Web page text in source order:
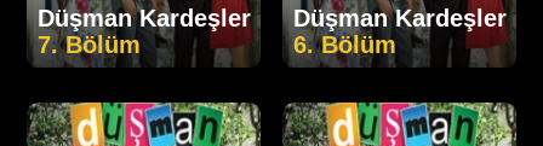
Düşman Kardeşler
7. Bölüm
Düşman Kardeşler
6. Bölüm